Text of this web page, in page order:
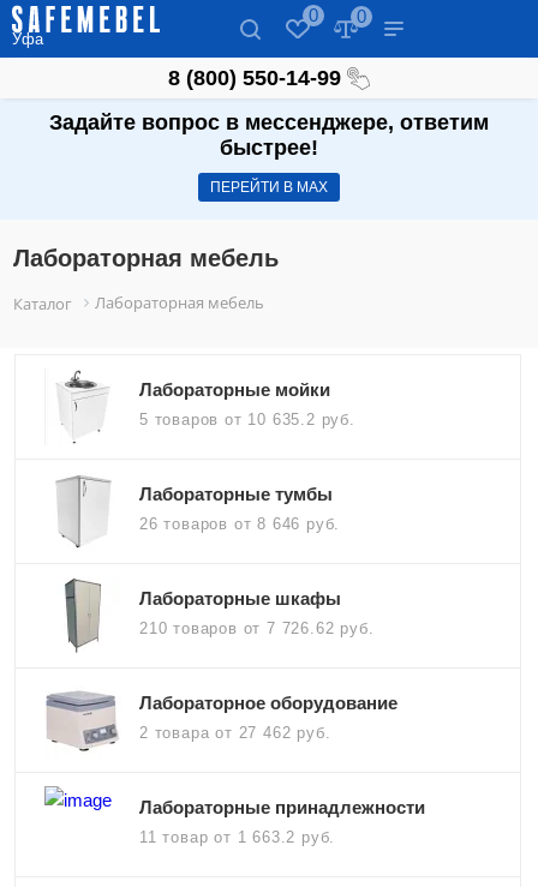
Уфа
0 0
8 (800) 550-14-99
Задайте вопрос в мессенджере, ответим
быстрее!
ПЕРЕЙТИ В МАХ
Лабораторная мебель
Каталог Лабораторная мебель
Лабораторные мойки
5 товаров от 10 635.2 руб.
Лабораторные тумбы
26 товаров от 8 646 руб.
Лабораторные шкафы
210 товаров от 7 726.62 руб.
Лабораторное оборудование
2 товараот 27 462 руб.
Лабораторные принадлежности
11 товарот 1 663.2 руб.